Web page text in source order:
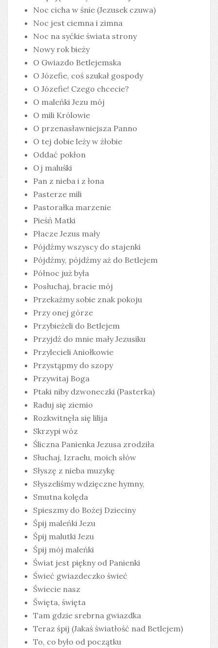
Noc cicha w śnie (Jezusek czuwa)
Noc jest ciemna i zimna
Noc na syćkie świata strony
Nowy rok bieży
O Gwiazdo Betlejemska
O Józefie, coś szukał gospody
O Józefie! Czego chcecie?
O maleńki Jezu mój
O mili Królowie
O przenasławniejsza Panno
O tej dobie leży w żłobie
Oddać pokłon
Oj maluśki
Pan z nieba i z łona
Pasterze mili
Pastorałka marzenie
Pieśń Matki
Płacze Jezus mały
Pójdźmy wszyscy do stajenki
Pójdźmy, pójdźmy aż do Betlejem
Północ już była
Posłuchaj, bracie mój
Przekażmy sobie znak pokoju
Przy onej górze
Przybieżeli do Betlejem
Przyjdź do mnie mały Jezusiku
Przylecieli Aniołkowie
Przystąpmy do szopy
Przywitaj Boga
Ptaki niby dzwoneczki (Pasterka)
Raduj się ziemio
Rozkwitnęła się lilija
Skrzypi wóz
Śliczna Panienka Jezusa zrodziła
Słuchaj, Izraelu, moich słów
Słyszę z nieba muzykę
Słyszeliśmy wdzięczne hymny,
Smutna kolęda
Spieszmy do Bożej Dzieciny
Śpij maleńki Jezu
Śpij malutki Jezu
Śpij mój maleńki
Świat jest piękny od Panienki
Świeć gwiazdeczko świeć
Świecie nasz
Święta, święta
Tam gdzie srebrna gwiazdka
Teraz śpij (Jakaś światłość nad Betlejem)
To, co było od początku